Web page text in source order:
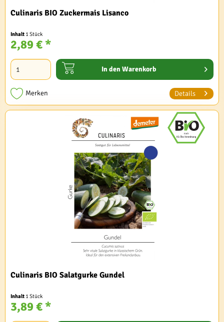
Culinaris BIO Zuckermais Lisanco
Inhalt 1 Stück
2,89 € *
In den Warenkorb
Merken Details
Culinaris BIO Salatgurke Gundel
Inhalt 1 Stück
3,89 € *